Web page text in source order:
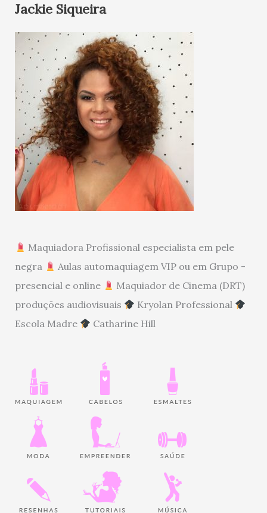
Jackie Siqueira
Maquiadora Profissional especialista em pele
negra
Aulas automaquiagem VIP ou em Grupo -
presencial e online
Maquiador de Cinema (DRT)
produções audiovisuais
Kryolan Professional
Escola Madre
Catharine Hill